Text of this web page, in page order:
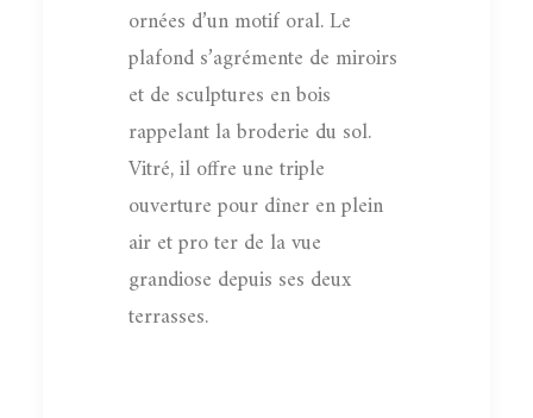
ornées d’un motif oral. Le
plafond s’agrémente de miroirs
et de sculptures en bois
rappelant la broderie du sol.
Vitré, il offre une triple
ouverture pour dîner en plein
air et pro ter de la vue
grandiose depuis ses deux
terrasses.